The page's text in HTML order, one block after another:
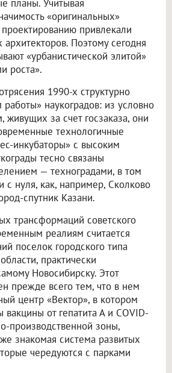
планы. Учитывая
«оригинальных»
проектированию привлекали
Поэтому сегодня
«урбанистической элитой»
роста».
1990-х структурно
наукоградов: из условно
живущих за счет госзаказа, они
технологичные
инкубаторы» с высоким
тесно связаны
— техноградами, в том
с нуля, как, например, Сколково
спутник Казани.
трансформаций советского
реалиям считается
поселок городского типа
практически
Новосибирску. Этот
прежде всего тем, что в нем
центр «Вектор», в котором
от гепатита А и COVID-
производственной зоны,
знакомая система развитых
чередуются с парками